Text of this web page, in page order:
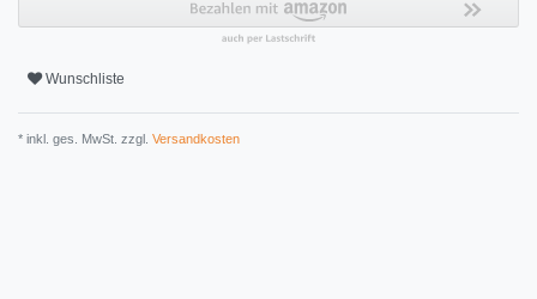
Wunschliste
* inkl. ges. MwSt. zzgl. Versandkosten